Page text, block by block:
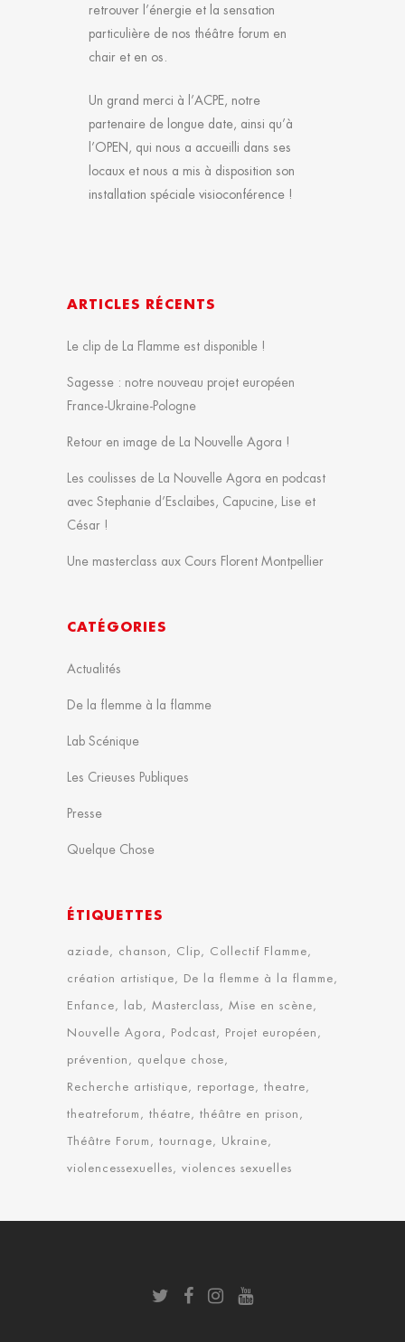
retrouver l’énergie et la sensation
particulière de nos théâtre forum en
chair et en os.
Un grand merci à l’ACPE, notre
partenaire de longue date, ainsi qu’à
l’OPEN, qui nous a accueilli dans ses
locaux et nous a mis à disposition son
installation spéciale visioconférence !
ARTICLES RÉCENTS
Le clip de La Flamme est disponible !
Sagesse : notre nouveau projet européen
France-Ukraine-Pologne
Retour en image de La Nouvelle Agora !
Les coulisses de La Nouvelle Agora en podcast
avec Stephanie d’Esclaibes, Capucine, Lise et
César !
Une masterclass aux Cours Florent Montpellier
CATÉGORIES
Actualités
De la flemme à la flamme
Lab Scénique
Les Crieuses Publiques
Presse
Quelque Chose
ÉTIQUETTES
aziade chanson Clip Collectif Flamme
création artistique De la flemme à la flamme
Enfance lab Masterclass Mise en scène
Nouvelle Agora Podcast Projet européen
prévention quelque chose
Recherche artistique reportage theatre
theatreforum théatre théâtre en prison
Théâtre Forum tournage Ukraine
violencessexuelles violences sexuelles